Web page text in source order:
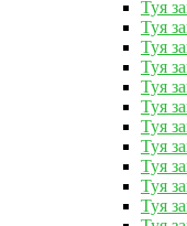
Туя
Туя
Туя
Туя
Туя
Туя
Туя
Туя
Туя
Туя
Туя